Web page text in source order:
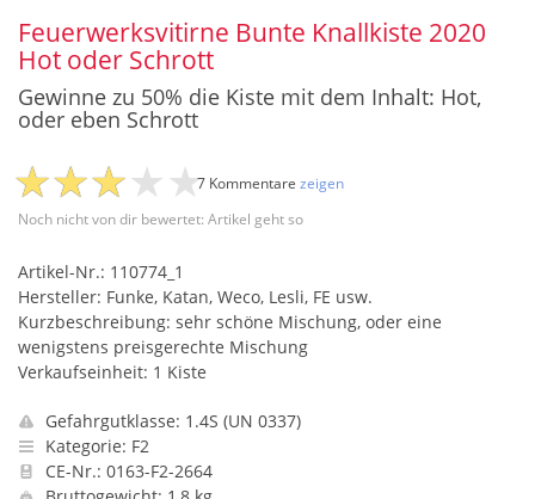
Feuerwerksvitirne Bunte Knallkiste 2020
Hot oder Schrott
Gewinne zu 50% die Kiste mit dem Inhalt: Hot,
oder eben Schrott
Noch nicht von dir bewertet: Artikel geht so
7 Kommentare zeigen
Artikel-Nr.: 110774_1
Hersteller: Funke, Katan, Weco, Lesli, FE usw.
Kurzbeschreibung: sehr schöne Mischung, oder eine
wenigstens preisgerechte Mischung
Verkaufseinheit: 1 Kiste
Gefahrgutklasse: 1.4S (UN 0337)
Kategorie: F2
CE-Nr.: 0163-F2-2664